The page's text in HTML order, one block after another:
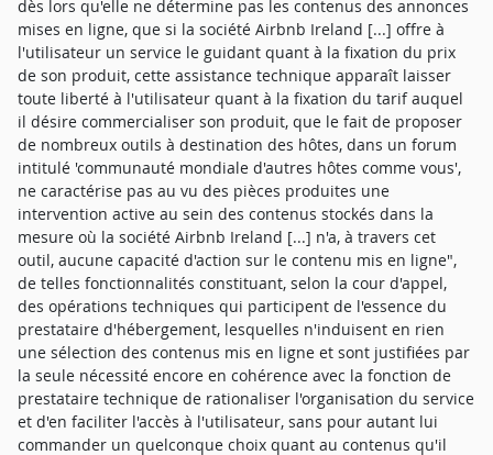
dès lors qu'elle ne détermine pas les contenus des annonces
mises en ligne, que si la société Airbnb Ireland [...] offre à
l'utilisateur un service le guidant quant à la fixation du prix
de son produit, cette assistance technique apparaît laisser
toute liberté à l'utilisateur quant à la fixation du tarif auquel
il désire commercialiser son produit, que le fait de proposer
de nombreux outils à destination des hôtes, dans un forum
intitulé 'communauté mondiale d'autres hôtes comme vous',
ne caractérise pas au vu des pièces produites une
intervention active au sein des contenus stockés dans la
mesure où la société Airbnb Ireland [...] n'a, à travers cet
outil, aucune capacité d'action sur le contenu mis en ligne",
de telles fonctionnalités constituant, selon la cour d'appel,
des opérations techniques qui participent de l'essence du
prestataire d'hébergement, lesquelles n'induisent en rien
une sélection des contenus mis en ligne et sont justifiées par
la seule nécessité encore en cohérence avec la fonction de
prestataire technique de rationaliser l'organisation du service
et d'en faciliter l'accès à l'utilisateur, sans pour autant lui
commander un quelconque choix quant au contenus qu'il